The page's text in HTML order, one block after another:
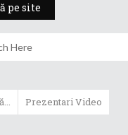
pe site
Prezentari Video